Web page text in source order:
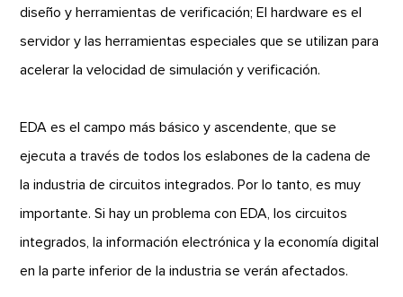
diseño y herramientas de verificación; El hardware es el
servidor y las herramientas especiales que se utilizan para
acelerar la velocidad de simulación y verificación.
EDA es el campo más básico y ascendente, que se
ejecuta a través de todos los eslabones de la cadena de
la industria de circuitos integrados. Por lo tanto, es muy
importante. Si hay un problema con EDA, los circuitos
integrados, la información electrónica y la economía digital
en la parte inferior de la industria se verán afectados.